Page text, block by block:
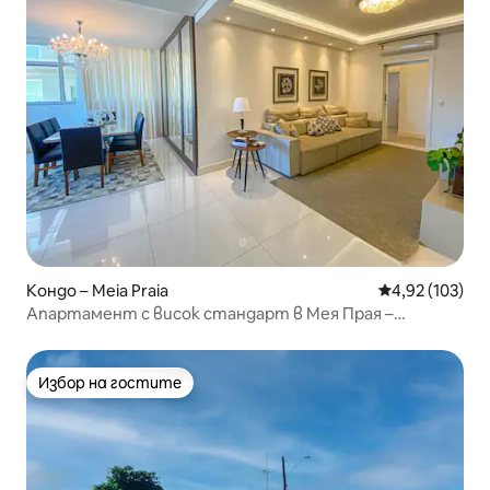
Кондо – Meia Praia Средна
4,92 (103)
Апартамент с висок стандарт в Мея Прая –
Избор на гостите
Избор на гостите